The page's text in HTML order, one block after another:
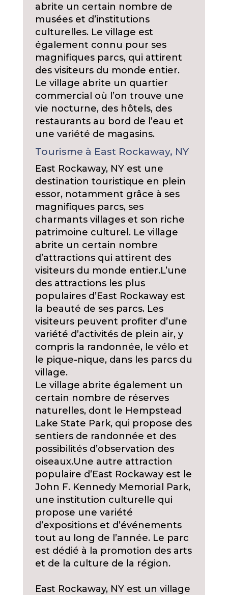
abrite un certain nombre de
musées et d’institutions
culturelles. Le village est
également connu pour ses
magnifiques parcs, qui attirent
des visiteurs du monde entier.
Le village abrite un quartier
commercial où l’on trouve une
vie nocturne, des hôtels, des
restaurants au bord de l’eau et
une variété de magasins.
Tourisme à East Rockaway, NY
East Rockaway, NY est une
destination touristique en plein
essor, notamment grâce à ses
magnifiques parcs, ses
charmants villages et son riche
patrimoine culturel. Le village
abrite un certain nombre
d’attractions qui attirent des
visiteurs du monde entier.L’une
des attractions les plus
populaires d’East Rockaway est
la beauté de ses parcs. Les
visiteurs peuvent profiter d’une
variété d’activités de plein air, y
compris la randonnée, le vélo et
le pique-nique, dans les parcs du
village.
Le village abrite également un
certain nombre de réserves
naturelles, dont le Hempstead
Lake State Park, qui propose des
sentiers de randonnée et des
possibilités d’observation des
oiseaux.Une autre attraction
populaire d’East Rockaway est le
John F. Kennedy Memorial Park,
une institution culturelle qui
propose une variété
d’expositions et d’événements
tout au long de l’année. Le parc
est dédié à la promotion des arts
et de la culture de la région.
East Rockaway, NY est un village